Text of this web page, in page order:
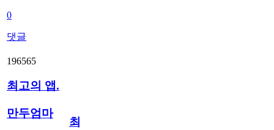
0
댓글
196565
최고의 앱.
만두엄마
최